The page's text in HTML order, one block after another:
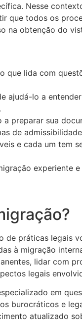
Nesse
que todos os
na obtenção do
que lida com
ajudá-lo a
preparar sua
de
e cada um tem
experiente
práticas legais
à migração
lidar com
legais
em
burocráticos e
atualizado